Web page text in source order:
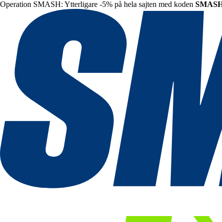
Operation SMASH: Ytterligare -5% på hela sajten med koden